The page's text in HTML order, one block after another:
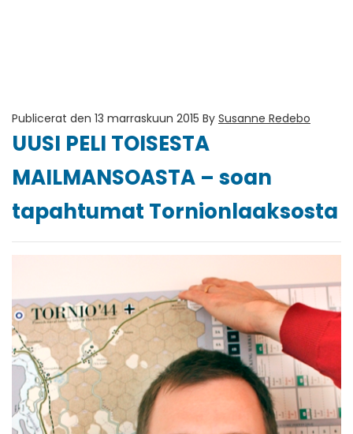
Publicerat den 13 marraskuun 2015 By Susanne Redebo
UUSI PELI TOISESTA
MAILMANSOASTA – soan
tapahtumat Tornionlaaksosta